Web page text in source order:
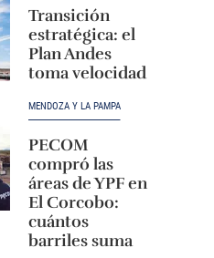
Transición
estratégica: el
Plan Andes
toma velocidad
MENDOZA Y LA PAMPA
PECOM
compró las
áreas de YPF en
El Corcobo:
cuántos
barriles suma